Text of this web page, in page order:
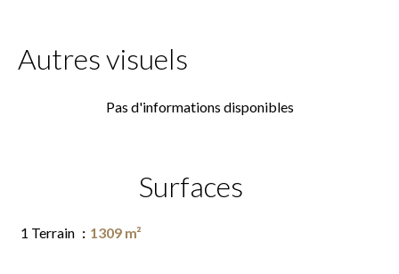
Autres visuels
Pas d'informations disponibles
Surfaces
1 Terrain 1309 m²